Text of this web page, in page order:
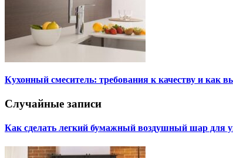
Кухонный смеситель: требования к качеству и как
Случайные записи
Как сделать легкий бумажный воздушный шар для